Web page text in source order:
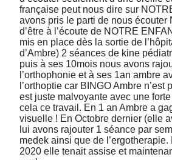
française peut nous dire sur
avons pris le parti de nous écouter
d’être à l’écoute de NOTRE
mis en place dès la sortie de
d’Ambre) 2 séances de kine
puis à ses 10mois nous avons
l’orthophonie et à ses 1an ambre
l’orthoptie car BINGO Ambre n’est
est juste malvoyante avec une
cela ce travail. En 1 an Ambre a
visuelle ! En Octobre dernier (elle
lui avons rajouter 1 séance par
medek ainsi que de
2020 elle tenait assise et